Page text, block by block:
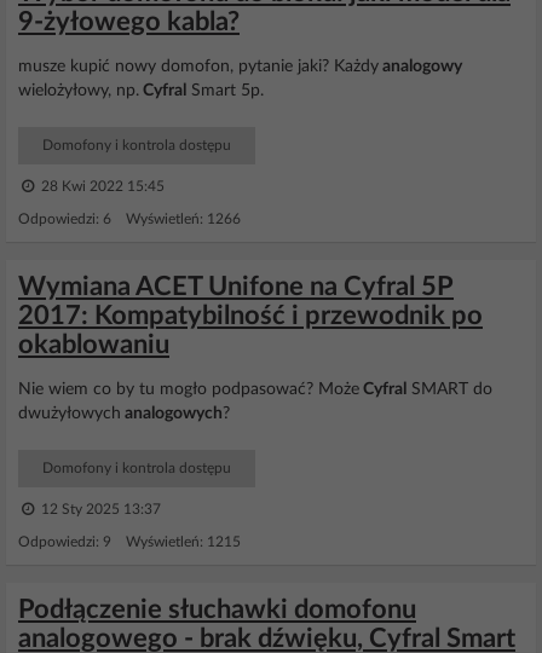
9-żyłowego kabla?
musze kupić nowy domofon, pytanie jaki? Każdy analogowy
wielożyłowy, np. Cyfral Smart 5p.
Domofony i kontrola dostępu
28 Kwi 2022 15:45
Odpowiedzi: 6 Wyświetleń: 1266
Wymiana ACET Unifone na Cyfral 5P
2017: Kompatybilność i przewodnik po
okablowaniu
Nie wiem co by tu mogło podpasować? Może Cyfral SMART do
dwużyłowych analogowych?
Domofony i kontrola dostępu
12 Sty 2025 13:37
Odpowiedzi: 9 Wyświetleń: 1215
Podłączenie słuchawki domofonu
analogowego - brak dźwięku, Cyfral Smart